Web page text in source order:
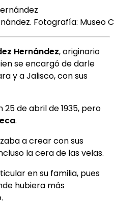
Fotografía: Museo
Hernández, originario
se encargó de darle
y a Jalisco, con sus
de abril de 1935, pero
.
a crear con sus
la cera de las velas.
en su familia, pues
hubiera más